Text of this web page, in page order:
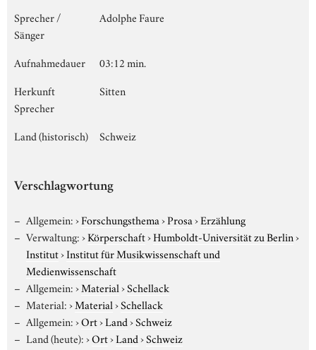
Sprecher /
Sänger
Adolphe Faure
Aufnahmedauer
03:12 min.
Herkunft
Sprecher
Sitten
Land (historisch) Schweiz
Verschlagwortung
Allgemein:›Forschungsthema›Prosa›Erzählung
Verwaltung:›Körperschaft›Humboldt-Universität zu Berlin›
Institut›Institut für Musikwissenschaft und
Medienwissenschaft
Allgemein:›Material›Schellack
Material:›Material›Schellack
Allgemein:›Ort›Land›Schweiz
Land (heute):›Ort›Land›Schweiz